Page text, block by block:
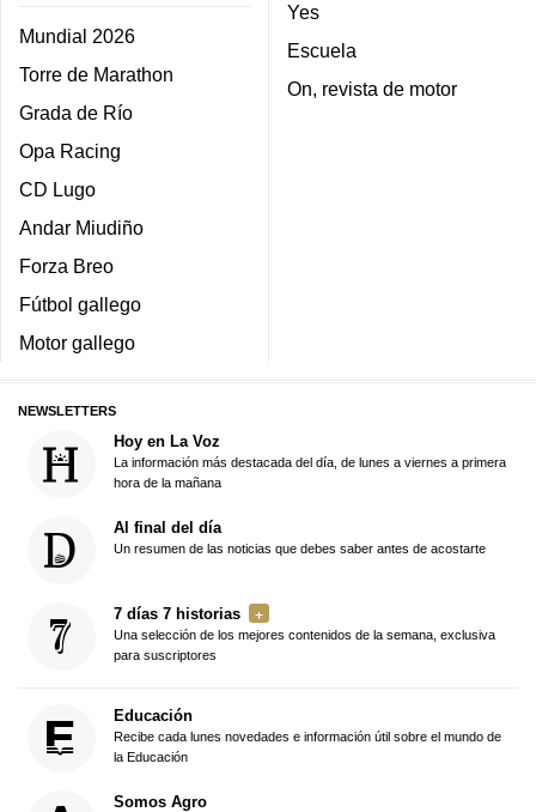
Mundial 2026
Torre de Marathon
Grada de Río
Opa Racing
CD Lugo
Andar Miudiño
Forza Breo
Fútbol gallego
Motor gallego
Yes
Escuela
On, revista de motor
NEWSLETTERS
Hoy en La Voz
La información más destacada del día, de lunes a viernes a primera
hora de la mañana
Al final del día
Un resumen de las noticias que debes saber antes de acostarte
7 días 7 historias
Una selección de los mejores contenidos de la semana, exclusiva
para suscriptores
Educación
Recibe cada lunes novedades e información útil sobre el mundo de
la Educación
Somos Agro